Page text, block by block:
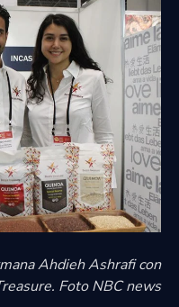
Ahdieh Ashrafi con
Foto NBC news